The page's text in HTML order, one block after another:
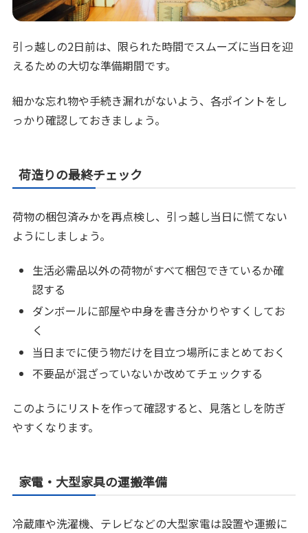
引っ越しの2日前は、限られた時間でスムーズに当日を迎
えるための大切な準備期間です。
細かな忘れ物や手続き漏れがないよう、各ポイントをし
っかり確認しておきましょう。
荷造りの最終チェック
荷物の梱包済みかを再点検し、引っ越し当日に慌てない
ようにしましょう。
生活必需品以外の荷物がすべて梱包できているか確
認する
ダンボールに部屋や中身を書き分かりやすくしてお
く
当日までに使う物だけを目立つ場所にまとめておく
不要品が混ざっていないか改めてチェックする
このようにリストを作って確認すると、見落としを防ぎ
やすくなります。
家電・大型家具の運搬準備
冷蔵庫や洗濯機、テレビなどの大型家電は設置や運搬に